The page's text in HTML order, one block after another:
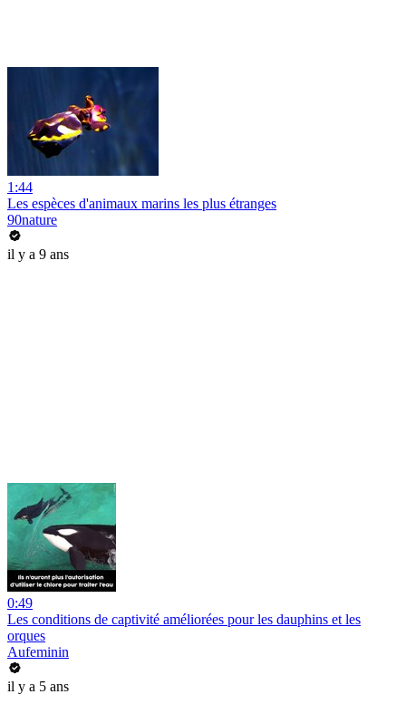
1:44
Les espèces d'animaux marins les plus étranges
90nature
il y a 9 ans
0:49
Les conditions de captivité améliorées pour les dauphins et les
orques
Aufeminin
il y a 5 ans